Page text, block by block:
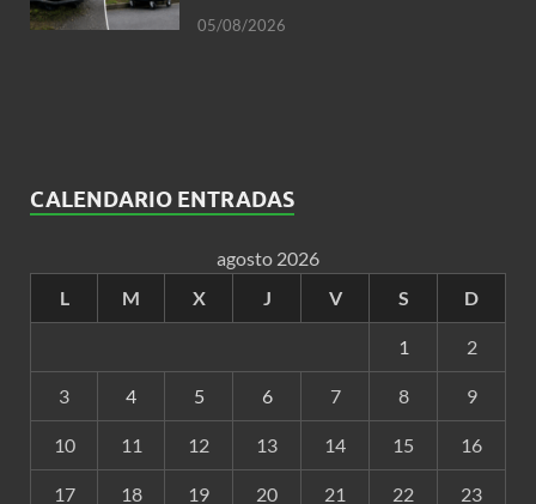
05/08/2026
CALENDARIO ENTRADAS
agosto 2026
L
M X J V S D
1 2
3 4 5 6 7 8 9
10 11 12 13 14 15 16
17 18 19 20 21 22 23